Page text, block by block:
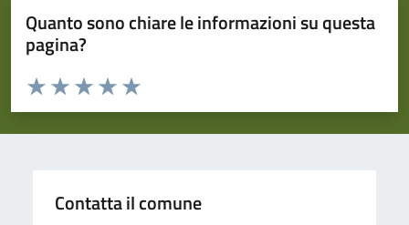
Quanto sono chiare le informazioni su questa
pagina?
Domanda
Valuta da 1 a 5 stelle la pagina
Valuta 5 stelle su 5
Valuta 4 stelle su 5
Valuta 3 stelle su 5
Valuta 2 stelle su 5
Valuta 1 stelle su 5
Contatta il comune